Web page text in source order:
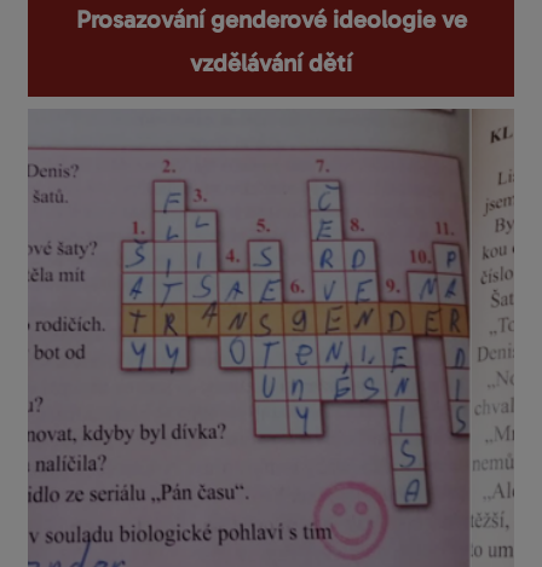
Prosazování genderové ideologie ve
vzdělávání dětí